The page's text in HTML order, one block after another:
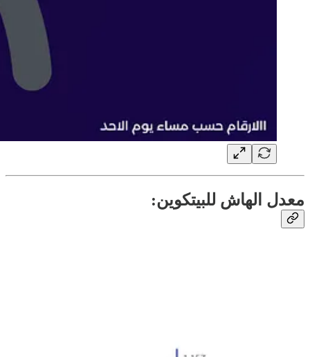
معدل الهاش للبيتكوين: